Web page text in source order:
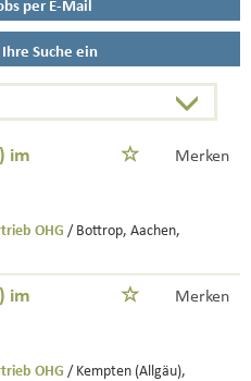
per E-Mail
Suche ein
im
Merken
OHG / Bottrop, Aachen,
im
Merken
OHG / Kempten (Allgäu),